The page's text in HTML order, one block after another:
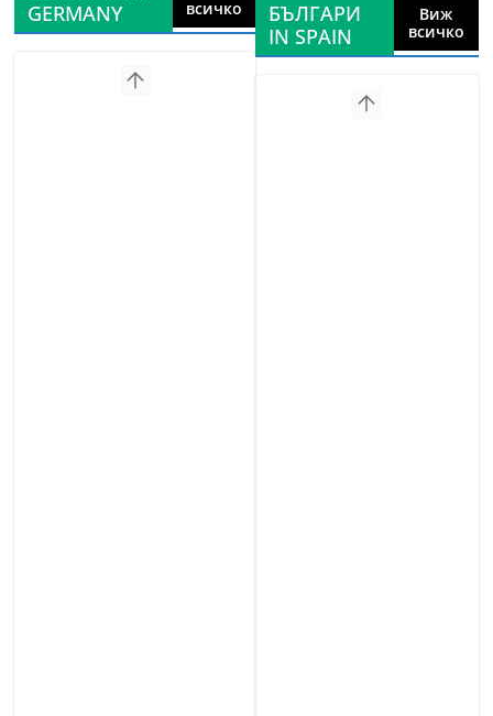
GERMANY
всичко
БЪЛГАРИ
IN SPAIN
Виж
всичко